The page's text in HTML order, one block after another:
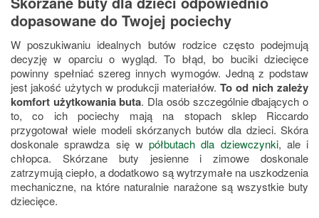
dopasowane do Twojej pociechy
W poszukiwaniu idealnych butów rodzice często podejmują
decyzję w oparciu o wygląd. To błąd, bo buciki dziecięce
powinny spełniać szereg innych wymogów. Jedną z podstaw
jest jakość użytych w produkcji materiałów. To od nich zależy
komfort użytkowania buta. Dla osób szczególnie dbających o
to, co ich pociechy mają na stopach sklep Riccardo
przygotował wiele modeli skórzanych butów dla dzieci. Skóra
doskonale sprawdza się w półbutach dla dziewczynki, ale i
chłopca. Skórzane buty jesienne i zimowe doskonale
zatrzymują ciepło, a dodatkowo są wytrzymałe na uszkodzenia
mechaniczne, na które naturalnie narażone są wszystkie buty
dziecięce.